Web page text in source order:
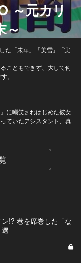
～元カリ
～
た「未華」「美雪」「実
こともできず、大して何
。
に嘲笑されはじめた彼女
ていたアシスタント、真
!? 巷を席巻した「な